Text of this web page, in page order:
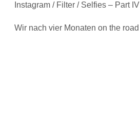
Instagram / Filter / Selfies – Part IV
Wir nach vier Monaten on the road